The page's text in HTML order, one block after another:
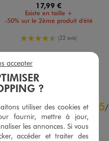
17,99 €
Existe en taille +
-50% sur le 2ème produit d'été
4.5/5 de moyenne
(22 avis)
5/
Avis vérifié et récompensé
Jolie coupe
?
utiliser des cookies et
fournir, mettre à jour,
les annonces. Si vous
accéder et traiter des
accepter